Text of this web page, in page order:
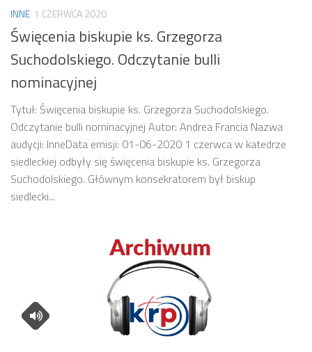
INNE 1 CZERWCA 2020
Święcenia biskupie ks. Grzegorza
Suchodolskiego. Odczytanie bulli
nominacyjnej
Tytuł: Święcenia biskupie ks. Grzegorza Suchodolskiego.
Odczytanie bulli nominacyjnej Autor: Andrea Francia Nazwa
audycji: InneData emisji: 01-06-2020 1 czerwca w katedrze
siedleckiej odbyły się święcenia biskupie ks. Grzegorza
Suchodolskiego. Głównym konsekratorem był biskup
siedlecki...